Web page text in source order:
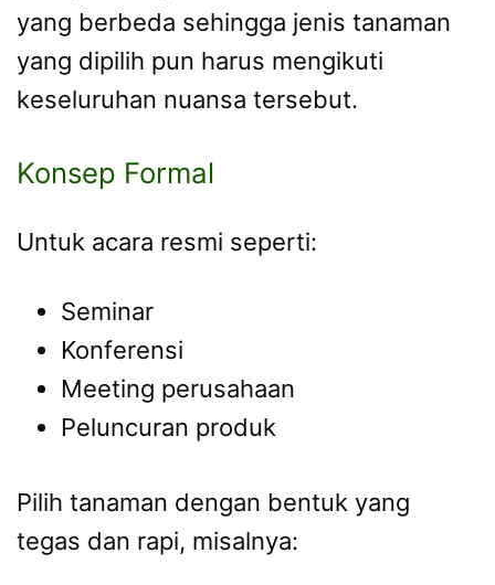
yang berbeda sehingga jenis tanaman
yang dipilih pun harus mengikuti
keseluruhan nuansa tersebut.
Konsep Formal
Untuk acara resmi seperti:
Seminar
Konferensi
Meeting perusahaan
Peluncuran produk
Pilih tanaman dengan bentuk yang
tegas dan rapi, misalnya: